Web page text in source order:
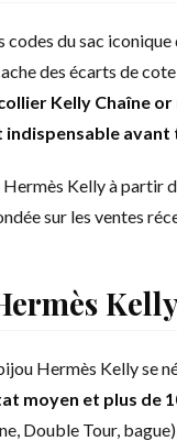
du sac iconique
des écarts de
Kelly Chaîne
Kelly à partir
sur les ventes
Hermès Kelly se
moyen et plus de
Double Tour,